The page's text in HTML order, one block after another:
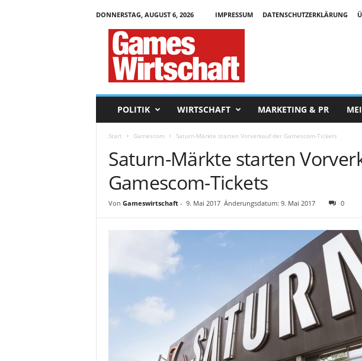
DONNERSTAG, AUGUST 6, 2026 IMPRESSUM DATENSCHUTZERKLÄRUNG
POLITIK WIRTSCHAFT MARKETING & PR
Start Gamescom Saturn-Märkte starten Vorverkauf der Gamescom-Tickets
Saturn-Märkte starten
Gamescom-Tickets
Von Gameswirtschaft- 9. Mai 2017 Änderungsdatum: 9. Mai 2017 0